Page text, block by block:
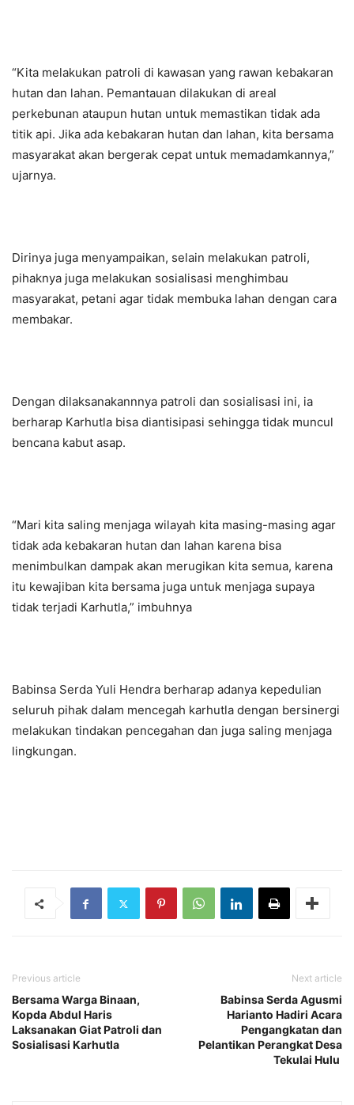
“Kita melakukan patroli di kawasan yang rawan kebakaran
hutan dan lahan. Pemantauan dilakukan di areal
perkebunan ataupun hutan untuk memastikan tidak ada
titik api. Jika ada kebakaran hutan dan lahan, kita bersama
masyarakat akan bergerak cepat untuk memadamkannya,”
ujarnya.
Dirinya juga menyampaikan, selain melakukan patroli,
pihaknya juga melakukan sosialisasi menghimbau
masyarakat, petani agar tidak membuka lahan dengan cara
membakar.
Dengan dilaksanakannnya patroli dan sosialisasi ini, ia
berharap Karhutla bisa diantisipasi sehingga tidak muncul
bencana kabut asap.
“Mari kita saling menjaga wilayah kita masing-masing agar
tidak ada kebakaran hutan dan lahan karena bisa
menimbulkan dampak akan merugikan kita semua, karena
itu kewajiban kita bersama juga untuk menjaga supaya
tidak terjadi Karhutla,” imbuhnya
Babinsa Serda Yuli Hendra berharap adanya kepedulian
seluruh pihak dalam mencegah karhutla dengan bersinergi
melakukan tindakan pencegahan dan juga saling menjaga
lingkungan.
Previous article
Bersama Warga Binaan,
Kopda Abdul Haris
Laksanakan Giat Patroli dan
Sosialisasi Karhutla
Next article
Babinsa Serda Agusmi
Harianto Hadiri Acara
Pengangkatan dan
Pelantikan Perangkat Desa
Tekulai Hulu